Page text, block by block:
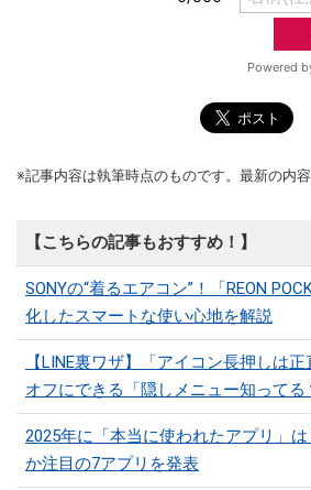
※記事内容は執筆時点のものです。最新の内容
【こちらの記事もおすすめ！】
SONYの“着るエアコン”！「REON
化したスマートな使い心地を解説
【LINE裏ワザ】「アイコン長押しは
オフにできる「隠しメニュー知ってる
2025年に「本当に使われたアプリ」
か注目の7アプリを発表